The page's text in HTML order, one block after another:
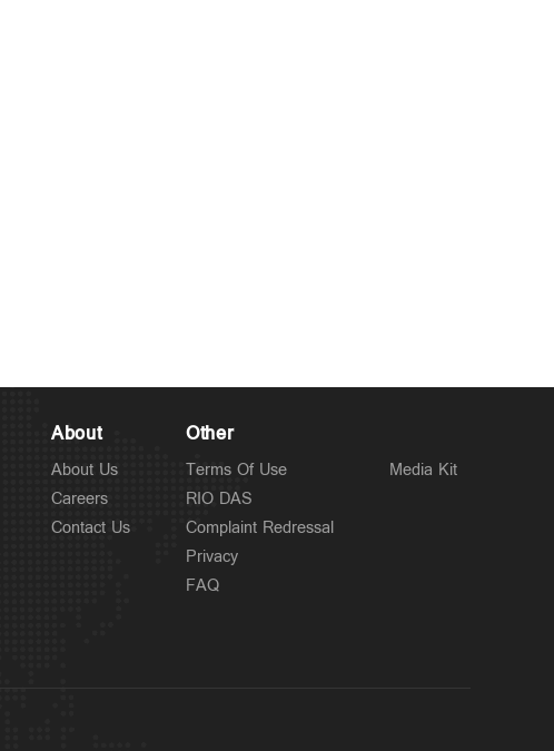
About
About Us
Careers
Contact Us
Other
Terms Of Use
RIO DAS
Complaint Redressal
Privacy
FAQ
Media Kit